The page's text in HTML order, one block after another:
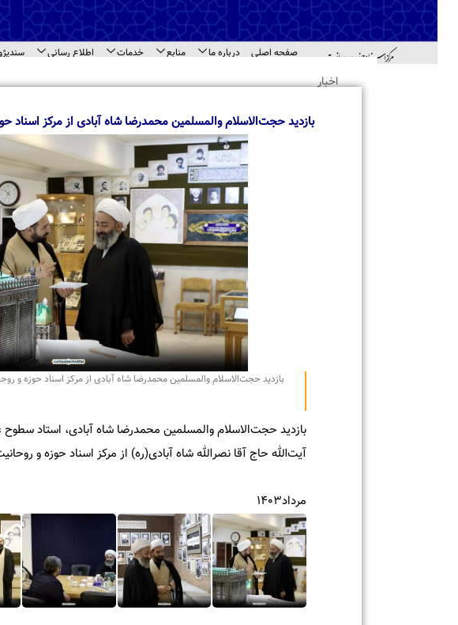
صفحه اصلی درباره ما منابع خدمات اطلاع رسانی سندپژوهی
اخبار
بازدید حجت‌الاسلام والمسلمین محمدرضا شاه آبادی از مرکز اسناد حوزه
بازدید حجت‌الاسلام والمسلمین محمدرضا شاه آبادی از مرکز اسناد حوزه و روحانیت
بازدید حجت‌الاسلام والمسلمین محمدرضا شاه آبادی، استاد سطوح
آیت‌الله حاج آقا نصرالله شاه آبادی(ره) از مرکز اسناد حوزه و روحانیت.
مرداد۱۴۰۳